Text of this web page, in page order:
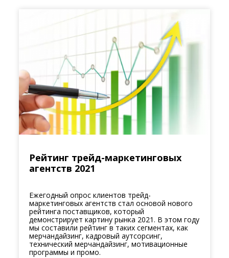
Рейтинг трейд-маркетинговых
агентств 2021
Ежегодный опрос клиентов трейд-
маркетинговых агентств стал основой нового
рейтинга поставщиков, который
демонстрирует картину рынка 2021. В этом году
мы составили рейтинг в таких сегментах, как
мерчандайзинг, кадровый аутсорсинг,
технический мерчандайзинг, мотивационные
программы и промо.